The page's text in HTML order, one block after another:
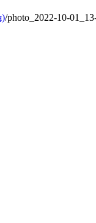
/photo_2022-10-